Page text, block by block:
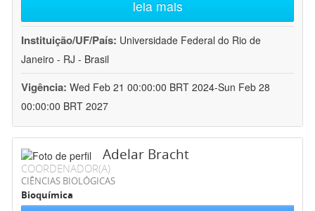
leia mais
Instituição/UF/País: Universidade Federal do Rio de
Janeiro - RJ - Brasil
Vigência: Wed Feb 21 00:00:00 BRT 2024-Sun Feb 28
00:00:00 BRT 2027
Adelar Bracht
COORDENADOR(A)
CIÊNCIAS BIOLÓGICAS
Bioquímica